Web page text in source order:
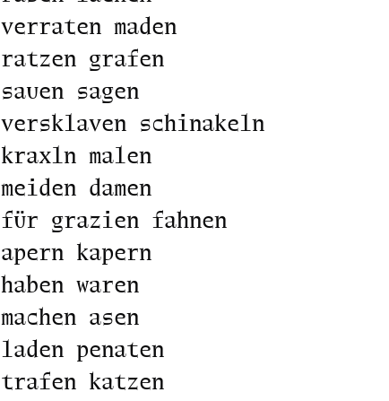
verraten maden
ratzen grafen
sauen sagen
versklaven schinakeln
kraxln malen
meiden damen
für grazien fahnen
apern kapern
haben waren
machen asen
laden penaten
trafen katzen